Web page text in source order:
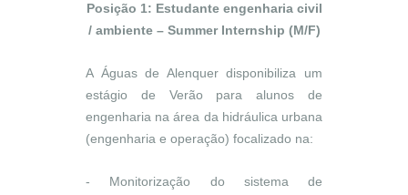
Posição 1: Estudante engenharia civil
/ ambiente – Summer Internship (M/F)
A Águas de Alenquer disponibiliza um
estágio de Verão para alunos de
engenharia na área da hidráulica urbana
(engenharia e operação) focalizado na:
- Monitorização do sistema de